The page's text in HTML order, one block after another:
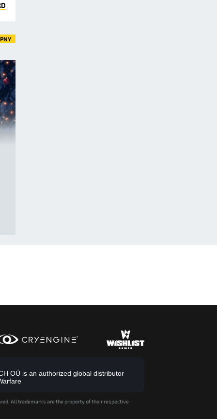
OÜ is an authorized global distributor
All trademarks are the property of their respective